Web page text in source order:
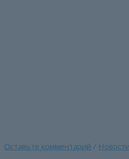
Оставьте комментарий /